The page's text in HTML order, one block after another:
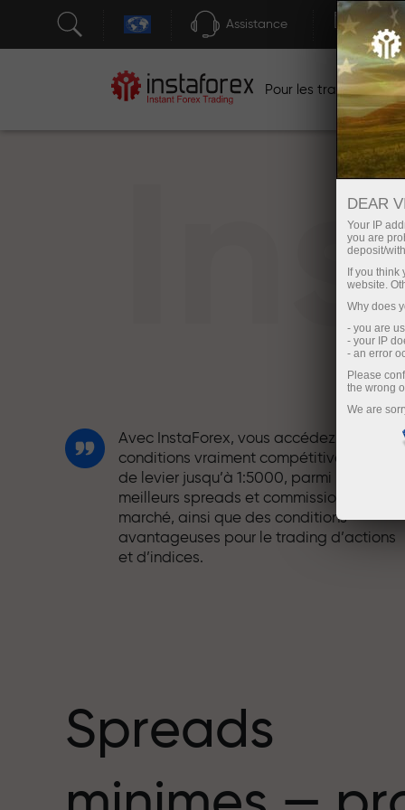
Assistance
Pour les traders
Avec InstaForex, vous accédez à des
conditions vraiment compétitives : effet
de levier jusqu’à 1:5000, parmi les
meilleurs spreads et commissions du
marché, ainsi que des conditions
avantageuses pour le trading d’actions
et d’indices.
trading partagent les mêmes valeurs.
Aleš Loprais apporte l’esprit de
Spreads
DEAR
Your IP
you are
deposit/
If you
website.
Why does
- you are
- your IP
- an error
Please
the wrong
We are